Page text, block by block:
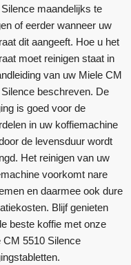
maandelijks te
of eerder wanneer uw
dit aangeeft. Hoe u het
moet reinigen staat in
van uw Miele CM
beschreven. De
is goed voor de
in uw koffiemachine
de levensduur wordt
Het reinigen van uw
voorkomt nare
en daarmee ook dure
Blijf genieten
beste koffie met onze
CM 5510 Silence